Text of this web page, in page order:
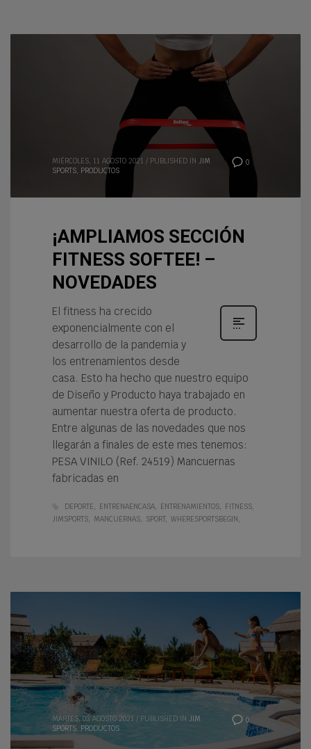
0
MIÉRCOLES, 11 AGOSTO 2021 / PUBLISHED IN JIM
SPORTS, PRODUCTOS
¡AMPLIAMOS SECCIÓN
FITNESS SOFTEE! –
NOVEDADES
El fitness ha crecido
exponencialmente con el
desarrollo de la pandemia y
los entrenamientos desde
casa. Esto ha hecho que nuestro equipo
de Diseño y Producto haya trabajado en
aumentar nuestra oferta de producto.
Entre algunas de las novedades que nos
llegarán a finales de este mes tenemos:
PESA VINILO (Ref. 24519) Mancuernas
fabricadas en
DEPORTE ENTRENAENCASA ENTRENAMIENTOS
FITNESS
JIMSPORTS
MANCUERNAS SPORT WHERESPORTSBEGIN
0
MARTES, 03 AGOSTO 2021 / PUBLISHED IN JIM
SPORTS, PRODUCTOS